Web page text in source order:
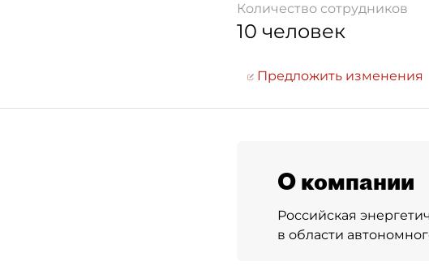
Количество сотрудников
10 человек
Предложить изменения
О компании
Российская
в области